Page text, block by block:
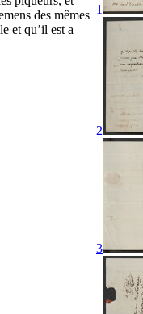
des mêmes
et qu’il est a
1
2
3